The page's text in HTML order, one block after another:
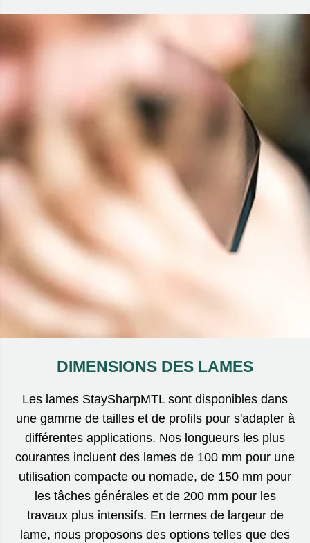
DIMENSIONS DES LAMES
Les lames StaySharpMTL sont disponibles dans
une gamme de tailles et de profils pour s'adapter à
différentes applications. Nos longueurs les plus
courantes incluent des lames de 100 mm pour une
utilisation compacte ou nomade, de 150 mm pour
les tâches générales et de 200 mm pour les
travaux plus intensifs. En termes de largeur de
lame, nous proposons des options telles que des